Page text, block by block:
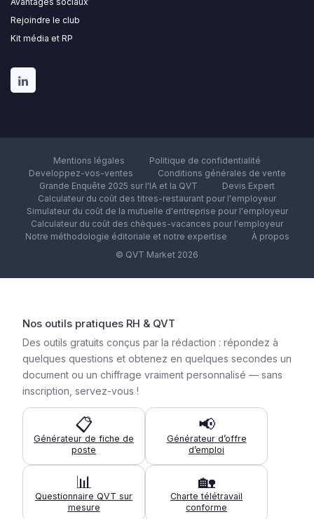
Rejoindre le club
Kit média et RP
Mentions légales
Politique de confidentialité
Developpez-vos-ventes
Conditions générales de vente
Grande Enquête 2025 sur l'IA et la QVT
Devis Expert
Calculateur du coût des titres-restaurant pour l'employeur
Simulateur du coût de la mutuelle d'entreprise pour l'employeur
Calculateur du coût des chèques-vacances pour l'employeur
Notre méthodologie éditoriale et notre expertise
À propos
© QVT Market 2026
Nos outils pratiques RH & QVT
Des outils gratuits conçus par la rédaction : répondez à
quelques questions et obtenez en quelques secondes un
document ou un chiffrage vraiment personnalisé — sans
inscription, servez-vous !
📋
Générateur de fiche de
poste
📢
Générateur d’offre
d’emploi
📊
Questionnaire QVT sur
mesure
🏡
Charte télétravail
conforme